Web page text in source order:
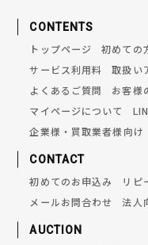
CONTENTS
トップページ 初めての
サービス利用料
取扱い
よくあるご質問
お客様
マイページについて
企業様・買取業者様向け
CONTACT
初めてのお申込み リピ
メールお問合わせ
法人
AUCTION